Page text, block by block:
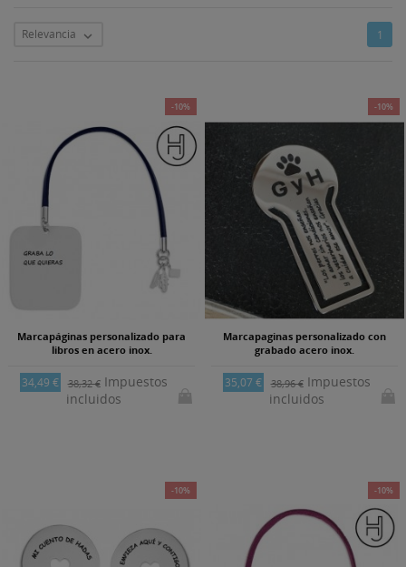
Relevancia  1
-10%
Marcapáginas personalizado para
libros en acero inox.
34,49 € 38,32 €Impuestos
incluidos
-10%
Marcapaginas personalizado con
grabado acero inox.
35,07 € 38,96 €Impuestos
incluidos
-10% -10%